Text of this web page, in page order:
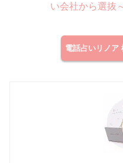
い会社から選抜
電話占いリノア